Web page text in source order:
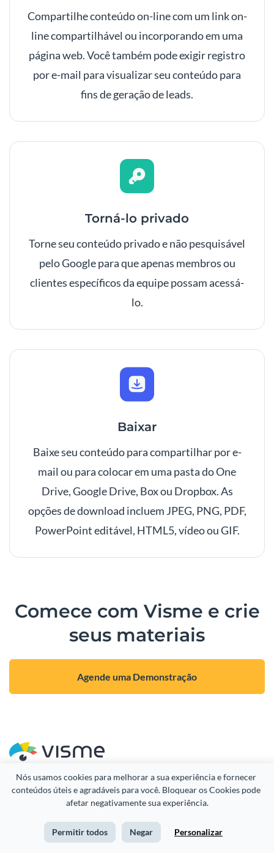
Nós usamos cookies para melhorar a sua experiência e fornecer
conteúdos úteis e agradáveis para você. Bloquear os Cookies pode
afetar negativamente sua experiência.
Permitir todos Negar Personalizar
Compartilhe conteúdo on-line com um link on-
line compartilhável ou incorporando em uma
página web. Você também pode exigir registro
por e-mail para visualizar seu conteúdo para
fins de geração de leads.
Torná-lo privado
Torne seu conteúdo privado e não pesquisável
pelo Google para que apenas membros ou
clientes específicos da equipe possam acessá-
lo.
Baixar
Baixe seu conteúdo para compartilhar por e-
mail ou para colocar em uma pasta do One
Drive, Google Drive, Box ou Dropbox. As
opções de download incluem JPEG, PNG, PDF,
PowerPoint editável, HTML5, vídeo ou GIF.
Comece com Visme e crie
seus materiais
Agende uma Demonstração
Apresentações
CASOS DE USO
Comerciantes